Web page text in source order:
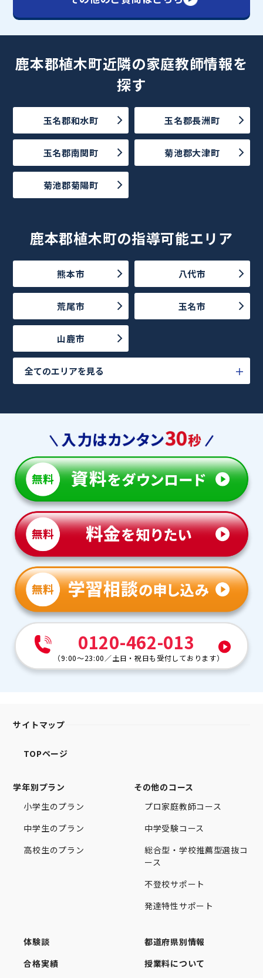
鹿本郡植木町近隣の家庭教師情報を
探す
玉名郡和水町 玉名郡長洲町
玉名郡南関町 菊池郡大津町
菊池郡菊陽町
鹿本郡植木町の指導可能エリア
熊本市 八代市
荒尾市 玉名市
山鹿市
全てのエリアを見る
0120-462-013
（9:00～23:00 ／土日・祝日も受付しております）
サイトマップ
TOPページ
学年別プラン
小学生のプラン
中学生のプラン
高校生のプラン
その他のコース
プロ家庭教師コース
中学受験コース
総合型・学校推薦型選抜コ
ース
不登校サポート
発達特性サポート
体験談
合格実績
都道府県別情報
授業料について